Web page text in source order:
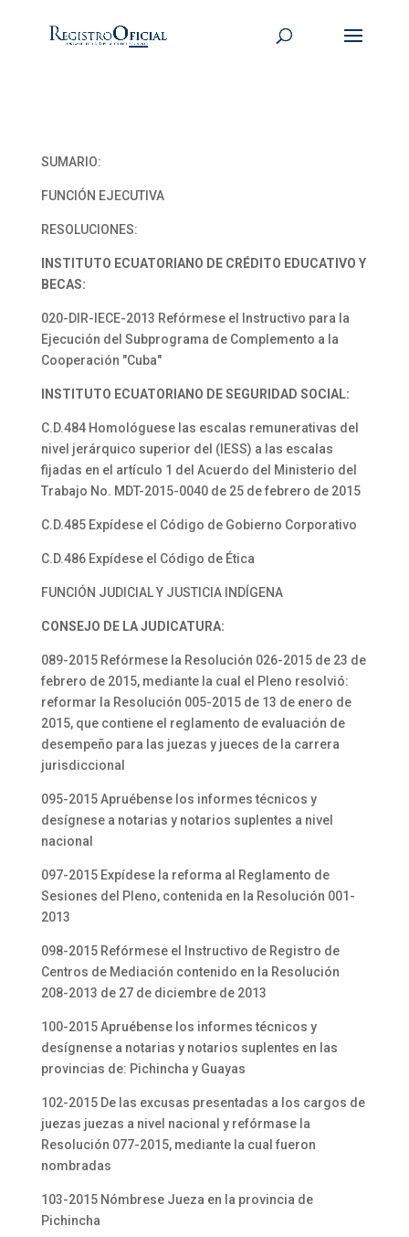
SUMARIO:
FUNCIÓN EJECUTIVA
RESOLUCIONES:
INSTITUTO ECUATORIANO DE CRÉDITO EDUCATIVO Y
BECAS:
020-DIR-IECE-2013 Refórmese el Instructivo para la
Ejecución del Subprograma de Complemento a la
Cooperación "Cuba"
INSTITUTO ECUATORIANO DE SEGURIDAD SOCIAL:
C.D.484 Homológuese las escalas remunerativas del
nivel jerárquico superior del (IESS) a las escalas
fijadas en el artículo 1 del Acuerdo del Ministerio del
Trabajo No. MDT-2015-0040 de 25 de febrero de 2015
C.D.485 Expídese el Código de Gobierno Corporativo
C.D.486 Expídese el Código de Ética
FUNCIÓN JUDICIAL Y JUSTICIA INDÍGENA
CONSEJO DE LA JUDICATURA:
089-2015 Refórmese la Resolución 026-2015 de 23 de
febrero de 2015, mediante la cual el Pleno resolvió:
reformar la Resolución 005-2015 de 13 de enero de
2015, que contiene el reglamento de evaluación de
desempeño para las juezas y jueces de la carrera
jurisdiccional
095-2015 Apruébense los informes técnicos y
desígnese a notarias y notarios suplentes a nivel
nacional
097-2015 Expídese la reforma al Reglamento de
Sesiones del Pleno, contenida en la Resolución 001-
2013
098-2015 Refórmese el Instructivo de Registro de
Centros de Mediación contenido en la Resolución
208-2013 de 27 de diciembre de 2013
100-2015 Apruébense los informes técnicos y
desígnense a notarias y notarios suplentes en las
provincias de: Pichincha y Guayas
102-2015 De las excusas presentadas a los cargos de
juezas juezas a nivel nacional y refórmase la
Resolución 077-2015, mediante la cual fueron
nombradas
103-2015 Nómbrese Jueza en la provincia de
Pichincha